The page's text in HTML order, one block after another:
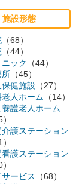
施設形態
（68）
（44）
ック
（44）
所 （45）
健施設 （27）
人ホーム （14）
護老人ホーム
護ステーション
護ステーション
ービス
（68）